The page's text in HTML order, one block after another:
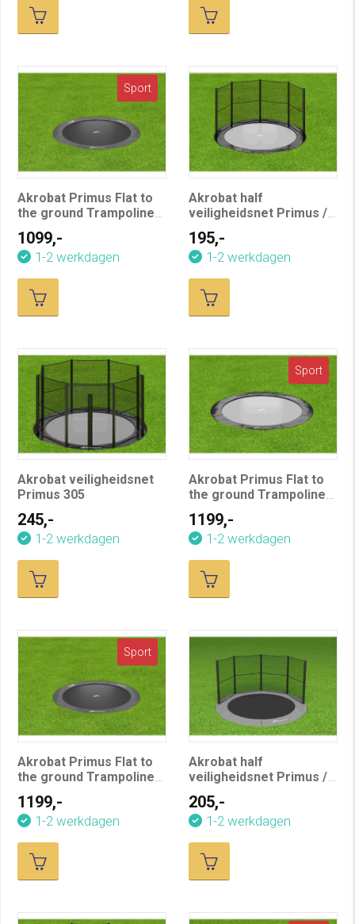
Sport
Akrobat Primus Flat to
the ground Trampoline
1099,-
1-2 werkdagen
Akrobat half
veiligheidsnet Primus /
195,-
1-2 werkdagen
Akrobat veiligheidsnet
Primus 305
245,-
1-2 werkdagen
Sport
Akrobat Primus Flat to
the ground Trampoline
365 Zwart
1199,-
1-2 werkdagen
Sport
Akrobat Primus Flat to
the ground Trampoline
1199,-
1-2 werkdagen
Akrobat half
veiligheidsnet Primus /
205,-
1-2 werkdagen